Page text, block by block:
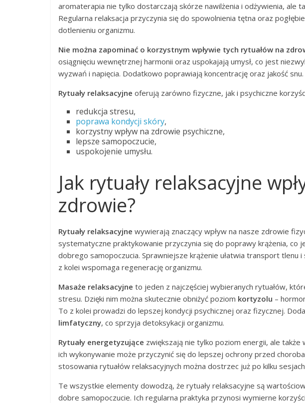
aromaterapia nie tylko dostarczają skórze nawilżenia i odżywienia, ale
Regularna relaksacja przyczynia się do spowolnienia tętna oraz
dotlenieniu organizmu.
Nie można zapominać o korzystnym wpływie tych rytuałów na
osiągnięciu wewnętrznej harmonii oraz uspokajają umysł, co jest
wyzwań i napięcia. Dodatkowo poprawiają koncentrację oraz jakość snu.
Rytuały relaksacyjne oferują zarówno fizyczne, jak i psychiczne
redukcja stresu,
poprawa kondycji skóry,
korzystny wpływ na zdrowie psychiczne,
lepsze samopoczucie,
uspokojenie umysłu.
Jak rytuały relaksacyjne
zdrowie?
Rytuały relaksacyjne wywierają znaczący wpływ na nasze zdrowie
systematyczne praktykowanie przyczynia się do poprawy krążenia, co
dobrego samopoczucia. Sprawniejsze krążenie ułatwia transport tlenu
z kolei wspomaga regenerację organizmu.
Masaże relaksacyjne to jeden z najczęściej wybieranych rytuałów,
stresu. Dzięki nim można skutecznie obniżyć poziom kortyzolu –
To z kolei prowadzi do lepszej kondycji psychicznej oraz fizycznej.
limfatyczny, co sprzyja detoksykacji organizmu.
Rytuały energetyzujące zwiększają nie tylko poziom energii, ale także
ich wykonywanie może przyczynić się do lepszej ochrony przed
stosowania rytuałów relaksacyjnych można dostrzec już po kilku
Te wszystkie elementy dowodzą, że rytuały relaksacyjne są
dobre samopoczucie. Ich regularna praktyka przynosi wymierne korzyści